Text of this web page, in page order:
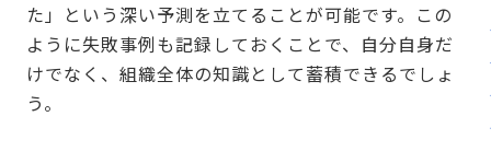
た」という深い予測を立てることが可能です。この
ように失敗事例も記録しておくことで、自分自身だ
けでなく、組織全体の知識として蓄積できるでしょ
う。